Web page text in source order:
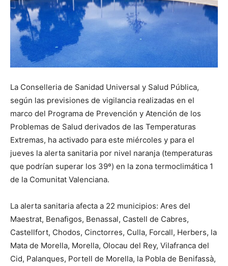
La Conselleria de Sanidad Universal y Salud Pública,
según las previsiones de vigilancia realizadas en el
marco del Programa de Prevención y Atención de los
Problemas de Salud derivados de las Temperaturas
Extremas, ha activado para este miércoles y para el
jueves la alerta sanitaria por nivel naranja (temperaturas
que podrían superar los 39º) en la zona termoclimática 1
de la Comunitat Valenciana.
La alerta sanitaria afecta a 22 municipios: Ares del
Maestrat, Benafigos, Benassal, Castell de Cabres,
Castellfort, Chodos, Cinctorres, Culla, Forcall, Herbers, la
Mata de Morella, Morella, Olocau del Rey, Vilafranca del
Cid, Palanques, Portell de Morella, la Pobla de Benifassà,